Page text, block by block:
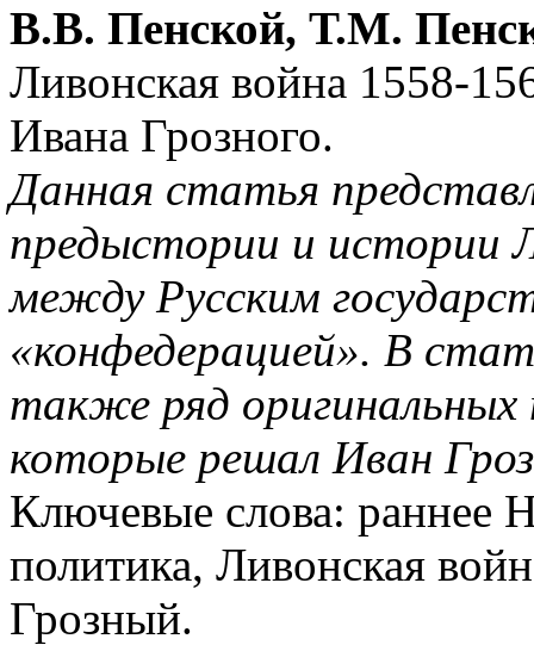
В.В. Пенской, Т.М.
Ливонская война 1558-
Ивана Грозного.
Данная статья
предыстории и истории
между Русским
«конфедерацией». В
также ряд оригинальных
которые решал Иван
Ключевые слова: раннее
политика, Ливонская
Грозный.